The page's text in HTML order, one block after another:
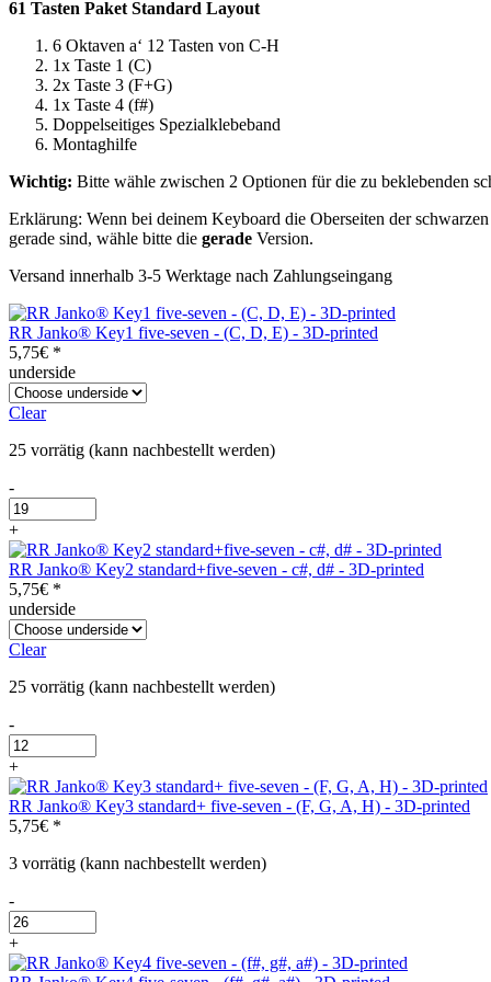
61 Tasten Paket Standard Layout
6 Oktaven a‘ 12 Tasten von C-H
1x Taste 1 (C)
2x Taste 3 (F+G)
1x Taste 4 (f#)
Doppelseitiges Spezialklebeband
Montaghilfe
Wichtig: Bitte wähle zwischen 2 Optionen für die zu beklebenden
Erklärung: Wenn bei deinem Keyboard die Oberseiten der
gerade sind, wähle bitte die gerade Version.
Versand innerhalb 3-5 Werktage nach Zahlungseingang
RR Janko® Key1 five-seven - (C, D, E) - 3D-printed
5,75€ *
underside
Clear
25 vorrätig (kann nachbestellt werden)
-
RR
Janko®
Key1
five-
seven
-
(C,
D,
E)
-
printed
Menge
+
RR Janko® Key2 standard+five-seven - c#, d# - 3D-printed
5,75€ *
underside
Clear
25 vorrätig (kann nachbestellt werden)
-
RR
Janko®
Key2
standard+five-
seven
c#,
-
3D-
printed
Menge
+
RR Janko® Key3 standard+ five-seven - (F, G, A, H) - 3D-printed
5,75€ *
3 vorrätig (kann nachbestellt werden)
-
RR
Janko®
Key3
standard+
+